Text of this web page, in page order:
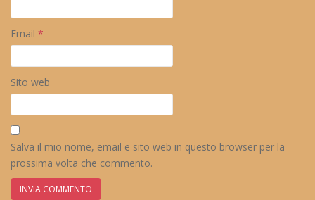
Email *
Sito web
Salva il mio nome, email e sito web in questo browser per la
prossima volta che commento.